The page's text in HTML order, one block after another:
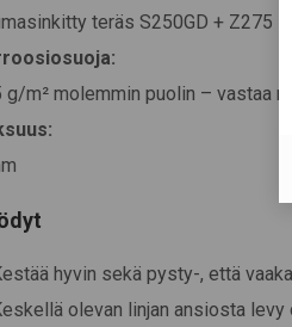
teräs S250GD + Z275
g/m² molemmin puolin – vastaa
hyvin sekä pysty-, että
olevan linjan ansiosta